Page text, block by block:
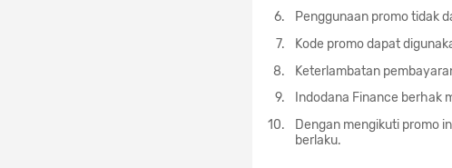
Penggunaan promo tidak
Kode promo dapat
Keterlambatan
Indodana Finance berhak
Dengan mengikuti promo
berlaku.